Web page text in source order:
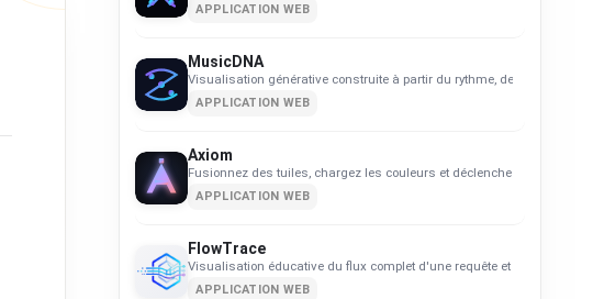
APPLICATION WEB
MusicDNA
Visualisation générative construite à partir du rythme, de l'harmonie
APPLICATION WEB
Axiom
Fusionnez des tuiles, chargez les couleurs et déclenchez des
APPLICATION WEB
FlowTrace
Visualisation éducative du flux complet d'une requête et d'un rendu
APPLICATION WEB